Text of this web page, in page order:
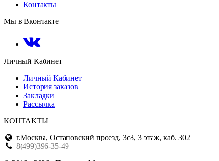
Контакты
Мы в Вконтакте
Личный Кабинет
Личный Кабинет
История заказов
Закладки
Рассылка
КОНТАКТЫ
г.Москва, Остаповский проезд, 3с8, 3 этаж, каб. 302
8(499)396-35-49